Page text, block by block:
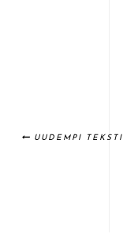
UUDEMPI TEKSTI